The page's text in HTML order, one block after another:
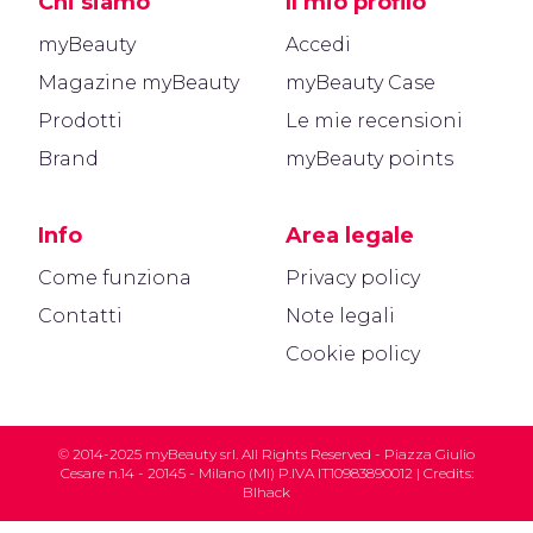
myBeauty
Magazine myBeauty
Prodotti
Brand
Info
Come funziona
Contatti
Accedi
myBeauty Case
Le mie recensioni
myBeauty points
Area legale
Privacy policy
Note legali
Cookie policy
© 2014-2025 myBeauty srl. All Rights Reserved - Piazza Giulio
Cesare n.14 - 20145 - Milano (MI) P.IVA IT10983890012 | Credits:
Blhack